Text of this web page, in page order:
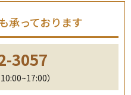
承っております
3057
）